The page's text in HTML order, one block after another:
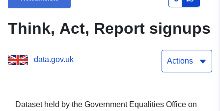
Think, Act, Report signups
data.gov.uk Actions
Dataset held by the Government Equalities Office on